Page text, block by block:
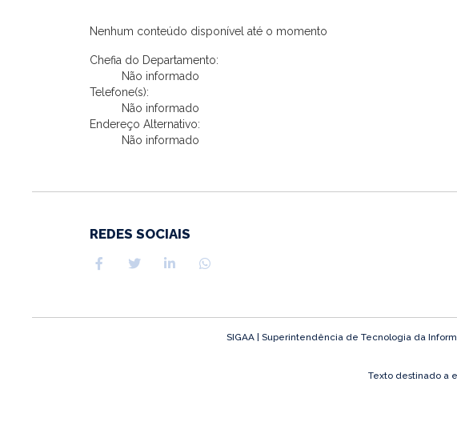
Nenhum conteúdo disponível até o momento
Chefia do Departamento:
Não informado
Telefone(s):
Não informado
Endereço Alternativo:
Não informado
REDES SOCIAIS
SIGAA | Superintendência de Tecnologia da
Texto destinado a